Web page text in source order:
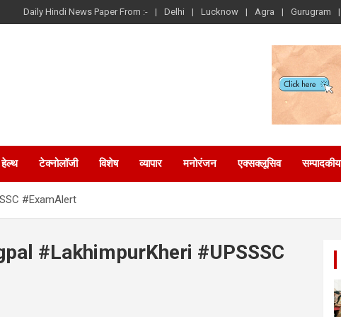
Daily Hindi News Paper From :- Delhi Lucknow Agra Gurugram
हेल्थ टेक्नोलॉजी विशेष व्यापार मनोरंजन एक्सक्लूसिव सम्पादकीय
#ExamAlert
#LakhimpurKheri #UPSSSC